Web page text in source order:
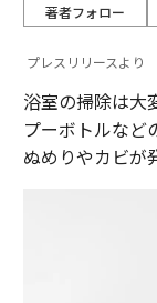
著者フォロー
プレスリリースより
浴室の掃除は大
プーボトルなど
ぬめりやカビが